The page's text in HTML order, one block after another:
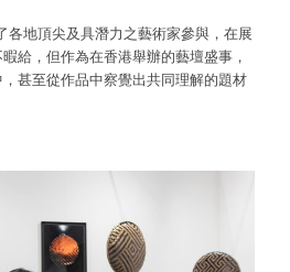
各地頂尖及具潛力之藝術家參與，在展
給，但作為在香港舉辦的藝壇盛事，
甚至從作品中察覺出共同理解的題材